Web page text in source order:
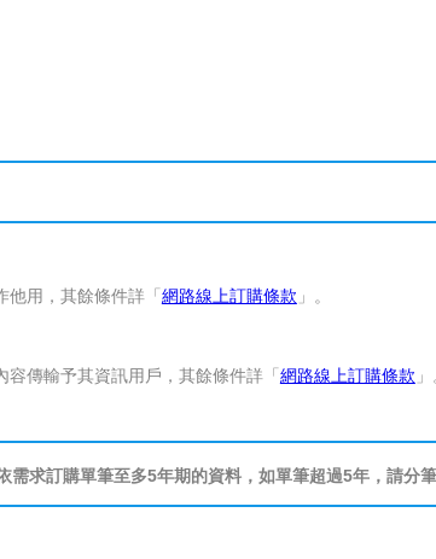
用，其餘條件詳「 網路線上訂購條款 」。
傳輸予其資訊用戶，其餘條件詳「 網路線上訂購條款 」
需求訂購單筆至多5年期的資料，如單筆超過5年，請分